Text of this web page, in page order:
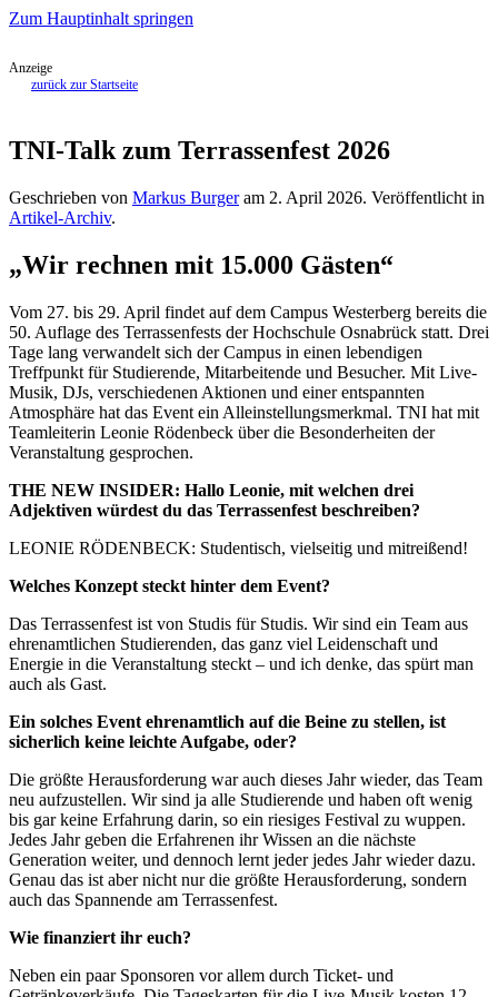
Zum Hauptinhalt springen
Anzeige
zurück zur Startseite
TNI-Talk zum Terrassenfest 2026
Geschrieben von Markus Burgeram 2. April 2026. Veröffentlicht in
Artikel-Archiv.
„Wir rechnen mit 15.000 Gästen“
Vom 27. bis 29. April findet auf dem Campus Westerberg bereits die
50. Auflage des Terrassenfests der Hochschule Osnabrück statt. Drei
Tage lang verwandelt sich der Campus in einen lebendigen
Treffpunkt für Studierende, Mitarbeitende und Besucher. Mit Live-
Musik, DJs, verschiedenen Aktionen und einer entspannten
Atmosphäre hat das Event ein Alleinstellungsmerkmal. TNI hat mit
Teamleiterin Leonie Rödenbeck über die Besonderheiten der
Veranstaltung gesprochen.
THE NEW INSIDER: Hallo Leonie, mit welchen drei
Adjektiven würdest du das Terrassenfest beschreiben?
LEONIE RÖDENBECK: Studentisch, vielseitig und mitreißend!
Welches Konzept steckt hinter dem Event?
Das Terrassenfest ist von Studis für Studis. Wir sind ein Team aus
ehrenamtlichen Studierenden, das ganz viel Leidenschaft und
Energie in die Veranstaltung steckt – und ich denke, das spürt man
auch als Gast.
Ein solches Event ehrenamtlich auf die Beine zu stellen, ist
sicherlich keine leichte Aufgabe, oder?
Die größte Herausforderung war auch dieses Jahr wieder, das Team
neu aufzustellen. Wir sind ja alle Studierende und haben oft wenig
bis gar keine Erfahrung darin, so ein riesiges Festival zu wuppen.
Jedes Jahr geben die Erfahrenen ihr Wissen an die nächste
Generation weiter, und dennoch lernt jeder jedes Jahr wieder dazu.
Genau das ist aber nicht nur die größte Herausforderung, sondern
auch das Spannende am Terrassenfest.
Wie finanziert ihr euch?
Neben ein paar Sponsoren vor allem durch Ticket- und